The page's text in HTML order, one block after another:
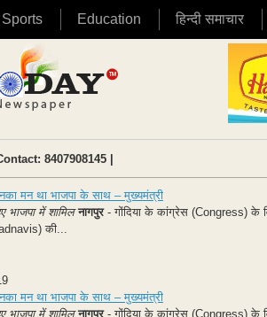
Sports Education हिन्दी समाचार
8407908145 |
मन था भाजपा के साथ – मुख्यमंत्री
भाजपा में शामिलनागपुर - गोंदिया के कांग्रेस (Congress) के
की...
मन था भाजपा के साथ – मुख्यमंत्री
भाजपा में शामिलनागपुर - गोंदिया के कांग्रेस (Congress) के